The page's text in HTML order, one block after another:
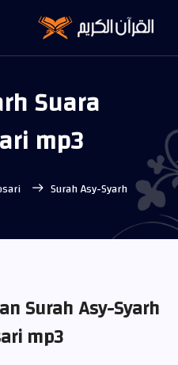
Suara
mp3
Surah Asy-Syarh
Surah Asy-Syarh
mp3